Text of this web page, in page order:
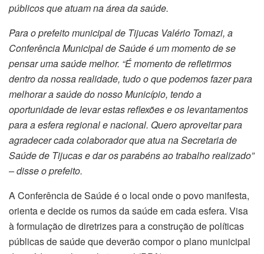
públicos que atuam na área da saúde.
Para o prefeito municipal de Tijucas Valério Tomazi, a
Conferência Municipal de Saúde é um momento de se
pensar uma saúde melhor. “É momento de refletirmos
dentro da nossa realidade, tudo o que podemos fazer para
melhorar a saúde do nosso Município, tendo a
oportunidade de levar estas reflexões e os levantamentos
para a esfera regional e nacional. Quero aproveitar para
agradecer cada colaborador que atua na Secretaria de
Saúde de Tijucas e dar os parabéns ao trabalho realizado”
– disse o prefeito.
A Conferência de Saúde é o local onde o povo manifesta,
orienta e decide os rumos da saúde em cada esfera. Visa
à formulação de diretrizes para a construção de políticas
públicas de saúde que deverão compor o plano municipal